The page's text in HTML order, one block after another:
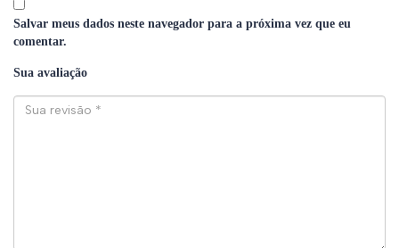
Salvar meus dados neste navegador para a próxima vez que eu
comentar.
Sua avaliação